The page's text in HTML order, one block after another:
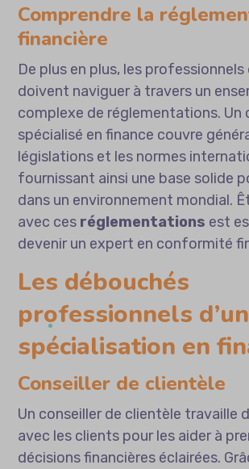
Comprendre la
financière
De plus en plus, les professionnels
doivent naviguer à travers un
complexe de réglementations. Un
spécialisé en finance couvre
législations et les normes
fournissant ainsi une base solide
dans un environnement mondial.
avec ces réglementations est
devenir un expert en conformité
Les débouchés
professionnels
spécialisation en
Conseiller de clientèle
Un conseiller de clientèle travaille
avec les clients pour les aider à
décisions financières éclairées.